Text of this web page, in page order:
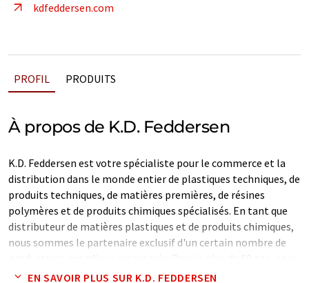
kdfeddersen.com
PROFIL PRODUITS
À propos de K.D. Feddersen
K.D. Feddersen est votre spécialiste pour le commerce et la
distribution dans le monde entier de plastiques techniques, de
produits techniques, de matières premières, de résines
polymères et de produits chimiques spécialisés. En tant que
distributeur de matières plastiques et de produits chimiques,
nous sommes le partenaire exclusif d'un certain nombre de
fournissons constamment des solutions de haute qualité avec
EN SAVOIR PLUS SUR K.D. FEDDERSEN